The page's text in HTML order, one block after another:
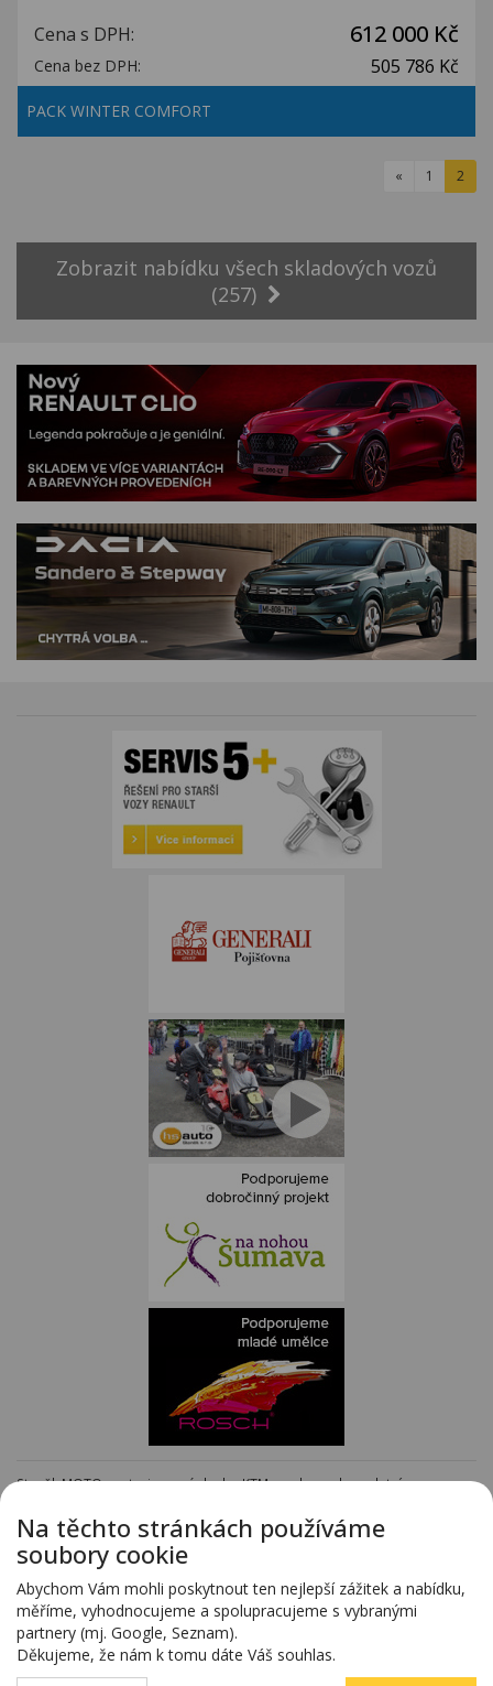
Cena s DPH: 612 000 Kč
Cena bez DPH: 505 786 Kč
PACK WINTER COMFORT
« 1 2
Zobrazit nabídku všech skladových vozů
(257)
Staněk MOTO - autorizovaný dealer KTM - e-shop s kompletním
Předváděcí vozy - kompletní nabídka na specializovaných stránkách
www.predvadeci-vozy.cz
Vozy 4x4 a vozy SUV - kompletní nabídka na specializovaných stránkách
www.4x4-suv.cz
Firma HS Auto Staněk s.r.o. si vyhrazuje právo změny vyplývající z chyby
zadání.
Na těchto stránkách používáme
soubory cookie
Abychom Vám mohli poskytnout ten nejlepší zážitek a nabídku,
měříme, vyhodnocujeme a spolupracujeme s vybranými
partnery (mj. Google, Seznam).
Děkujeme, že nám k tomu dáte Váš souhlas.